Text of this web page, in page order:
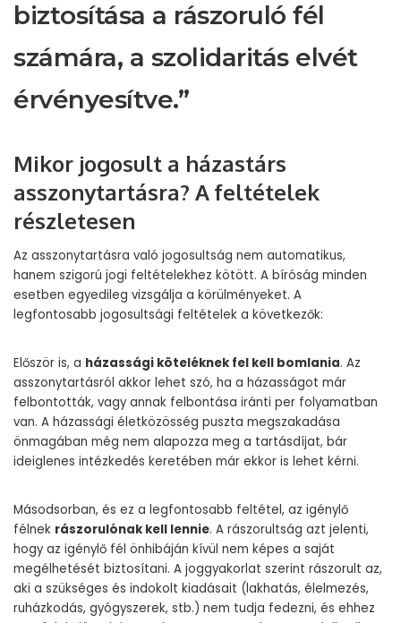
biztosítása a rászoruló fél
számára, a szolidaritás elvét
érvényesítve.”
Mikor jogosult a házastárs
asszonytartásra? A feltételek
részletesen
Az asszonytartásra való jogosultság nem automatikus,
hanem szigorú jogi feltételekhez kötött. A bíróság minden
esetben egyedileg vizsgálja a körülményeket. A
legfontosabb jogosultsági feltételek a következők:
Először is, a házassági köteléknek fel kell bomlania. Az
asszonytartásról akkor lehet szó, ha a házasságot már
felbontották, vagy annak felbontása iránti per folyamatban
van. A házassági életközösség puszta megszakadása
önmagában még nem alapozza meg a tartásdíjat, bár
ideiglenes intézkedés keretében már ekkor is lehet kérni.
Másodsorban, és ez a legfontosabb feltétel, az igénylő
félnek rászorulónak kell lennie. A rászorultság azt jelenti,
hogy az igénylő fél önhibáján kívül nem képes a saját
megélhetését biztosítani. A joggyakorlat szerint rászorult az,
aki a szükséges és indokolt kiadásait (lakhatás, élelmezés,
ruházkodás, gyógyszerek, stb.) nem tudja fedezni, és ehhez